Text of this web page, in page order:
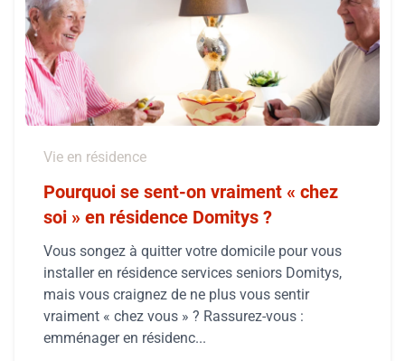
Vie en résidence
Pourquoi se sent-on vraiment « chez
soi » en résidence Domitys ?
Vous songez à quitter votre domicile pour vous
installer en résidence services seniors Domitys,
mais vous craignez de ne plus vous sentir
vraiment « chez vous » ? Rassurez-vous :
emménager en résidenc...